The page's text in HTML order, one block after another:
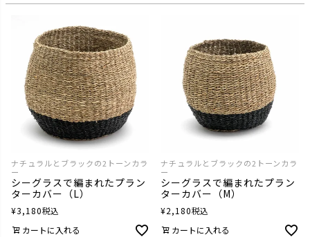
ナチュラルとブラックの2トーンカラ
ー
シーグラスで編まれたプラン
ターカバー（L）
¥3,180税込
カートに入れる
ナチュラルとブラックの2トーンカラ
ー
シーグラスで編まれたプラン
ターカバー（M）
¥2,180税込
カートに入れる